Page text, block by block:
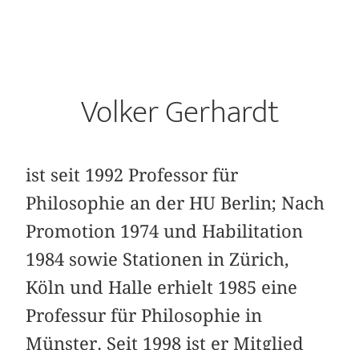
Volker Gerhardt
ist seit 1992 Professor für
Philosophie an der HU Berlin; Nach
Promotion 1974 und Habilitation
1984 sowie Stationen in Zürich,
Köln und Halle erhielt 1985 eine
Professur für Philosophie in
Münster. Seit 1998 ist er Mitglied